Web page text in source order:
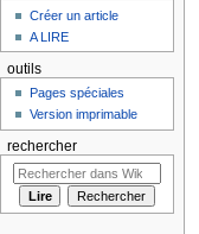
Créer un article
A LIRE
outils
Pages spéciales
Version imprimable
rechercher